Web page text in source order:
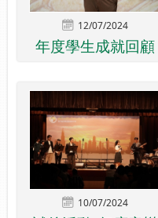
12/07/2024
年度學生成就回顧
10/07/2024